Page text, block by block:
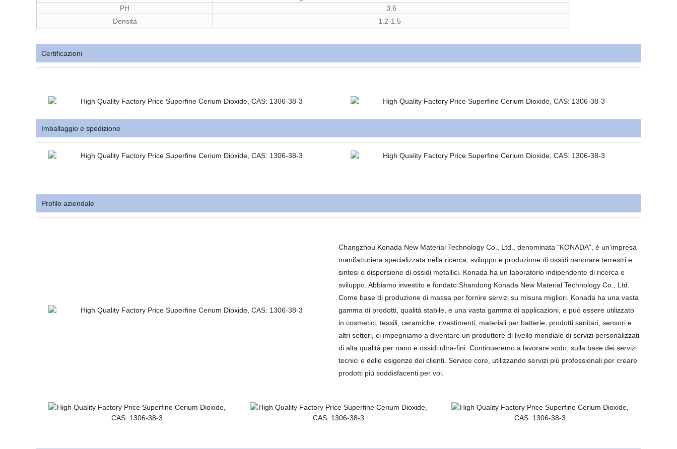
PH
3.6
Densità
1.2-1.5
Certificazioni
Imballaggio e spedizione
Profilo aziendale
Changzhou Konada New Material Technology Co., Ltd., denominata "KONADA", è un'impresa
manifatturiera specializzata nella ricerca, sviluppo e produzione di ossidi nanorare terrestri e
sintesi e dispersione di ossidi metallici. Konada ha un laboratorio indipendente di ricerca e
sviluppo. Abbiamo investito e fondato Shandong Konada New Material Technology Co., Ltd.
Come base di produzione di massa per fornire servizi su misura migliori. Konada ha una vasta
gamma di prodotti, qualità stabile, e una vasta gamma di applicazioni, e può essere utilizzato
in cosmetici, tessili, ceramiche, rivestimenti, materiali per batterie, prodotti sanitari, sensori e
altri settori, ci impegniamo a diventare un produttore di livello mondiale di servizi personalizzati
di alta qualità per nano e ossidi ultra-fini. Continueremo a lavorare sodo, sulla base dei servizi
tecnici e delle esigenze dei clienti. Service core, utilizzando servizi più professionali per creare
prodotti più soddisfacenti per voi.